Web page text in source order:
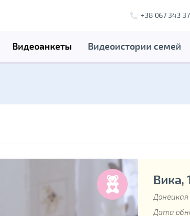
+38 067 343
Видеоанкеты Видеоистории семей
Вика,
Донецкая
Дата